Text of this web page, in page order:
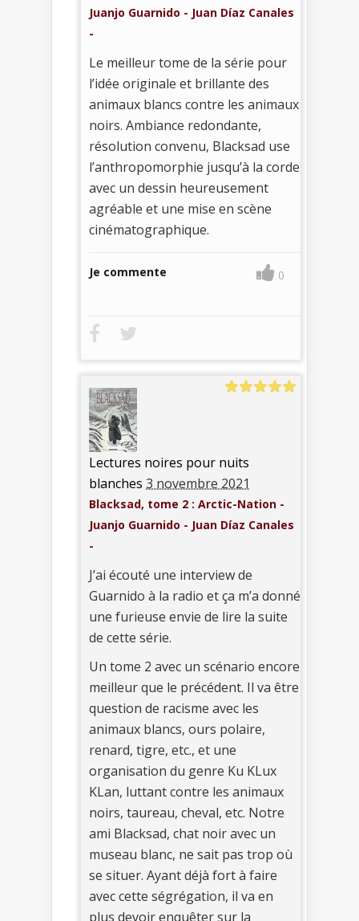
Juanjo Guarnido - Juan Díaz Canales
-
Le meilleur tome de la série pour
l’idée originale et brillante des
animaux blancs contre les animaux
noirs. Ambiance redondante,
résolution convenu, Blacksad use
l’anthropomorphie jusqu’à la corde
avec un dessin heureusement
agréable et une mise en scène
cinématographique.
Je commente 0
Lectures noires pour nuits
blanches 3 novembre 2021
Blacksad, tome 2 : Arctic-Nation -
Juanjo Guarnido - Juan Díaz Canales
-
J’ai écouté une interview de
Guarnido à la radio et ça m’a donné
une furieuse envie de lire la suite
de cette série.
Un tome 2 avec un scénario encore
meilleur que le précédent. Il va être
question de racisme avec les
animaux blancs, ours polaire,
renard, tigre, etc., et une
organisation du genre Ku KLux
KLan, luttant contre les animaux
noirs, taureau, cheval, etc. Notre
ami Blacksad, chat noir avec un
museau blanc, ne sait pas trop où
se situer. Ayant déjà fort à faire
avec cette ségrégation, il va en
plus devoir enquêter sur la